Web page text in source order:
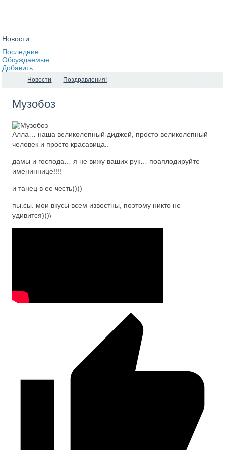
Новости
Последние
Обсуждаемые
Добавить
Новости Поздравления!
Музобоз
Алла… наша великолепный диджей, просто великолепный
человек и просто красавица..
дамы и господа… я не вижу ваших рук… поаплодируйте
имениннице!!!!
и танец в ее честь))))
пы.сы. мои вкусы всем известны, поэтому никто не
удивится)))\